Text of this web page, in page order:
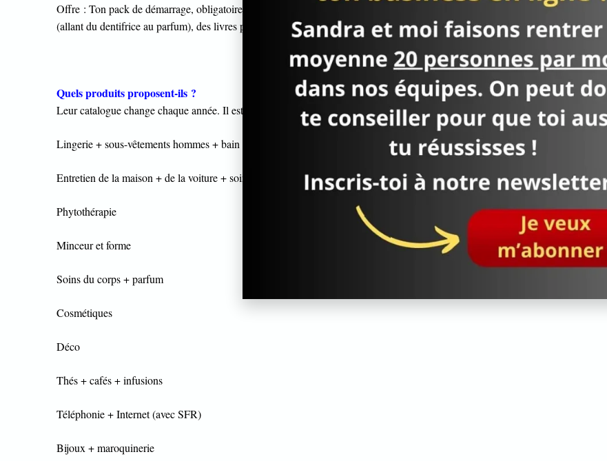
Offre : Ton pack de démarrage, obligatoire, te coûtera 149 €. Il contient à la fois des produits des différentes gammes
(allant du dentifrice au parfum), des livres pour ta formation et une mallette pour ranger tout ton matériel AKEO.
Quels produits proposent-ils ?
Leur catalogue change chaque année. Il est très étoffé et propose 10 gammes différentes :
Lingerie + sous-vêtements hommes + bain
Entretien de la maison + de la voiture + soins aux chats et chiens
Phytothérapie
Minceur et forme
Soins du corps + parfum
Cosmétiques
Déco
Thés + cafés + infusions
Téléphonie + Internet (avec SFR)
Bijoux + maroquinerie